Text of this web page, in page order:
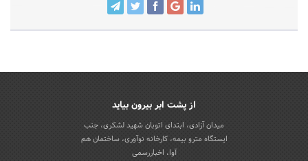
از پشت ابر بیرون بیاید
میدان آزادی، ابتدای اتوبان شهید لشکری، جنب
ایستگاه مترو بیمه، کارخانه نوآوری، ساختمان هم
آوا، اخباررسمی